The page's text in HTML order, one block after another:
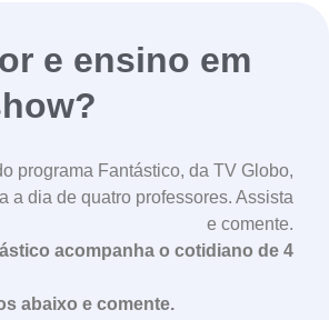
e ensino em
programa Fantástico, da TV Globo,
a dia de quatro professores. Assista
e comente.
acompanha o cotidiano de 4
abaixo e comente.